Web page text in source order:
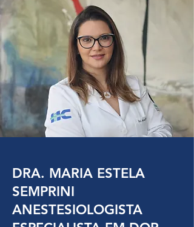
DRA. MARIA ESTELA
SEMPRINI
ANESTESIOLOGISTA